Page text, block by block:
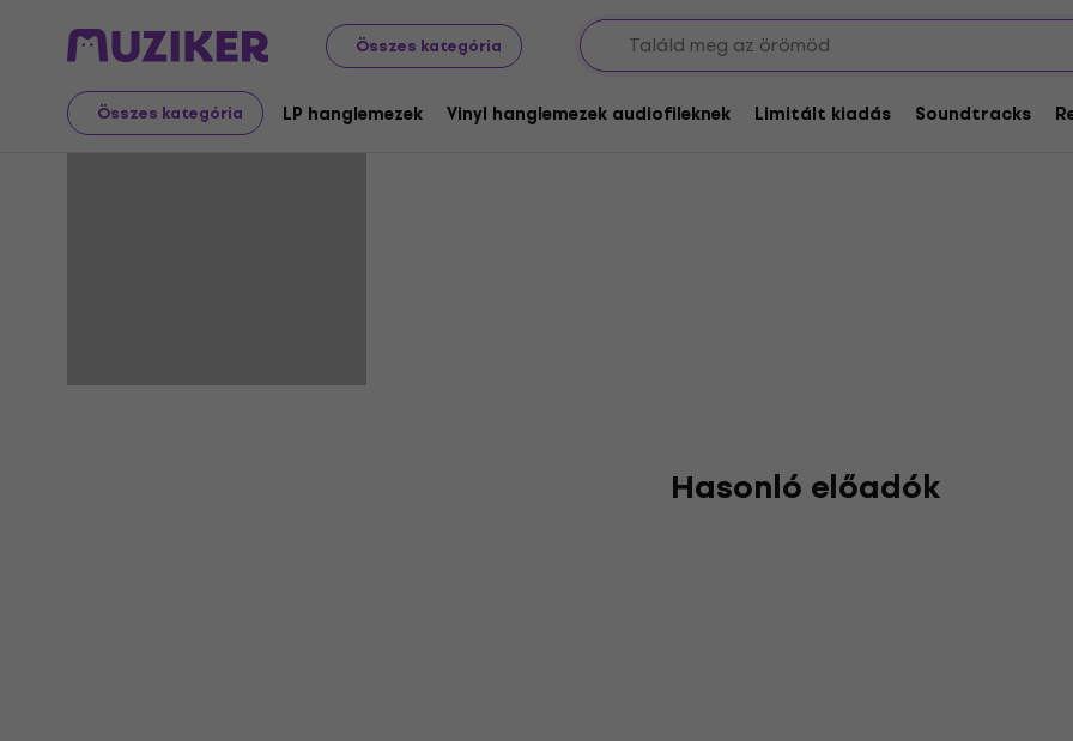
Összes kategória
Összes kategória LP hanglemezek Vinyl hanglemezek audiofileknek Limitált kiadás Soundtracks
Day Job
Hasonló előadók